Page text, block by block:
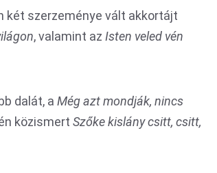
két szerzeménye vált akkortájt
, valamint az Isten veled vén
dalát, a Még azt mondják, nincs
közismert Szőke kislány csitt, csitt,